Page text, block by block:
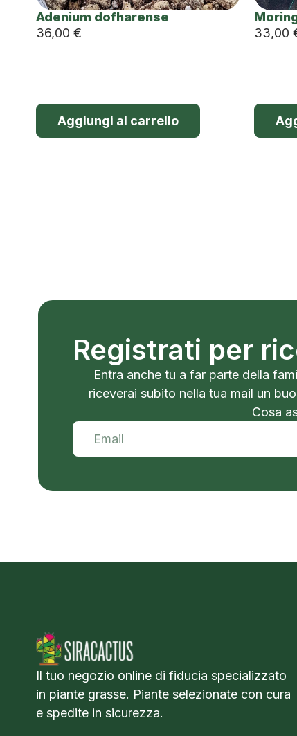
Adenium dofharense
36,00 €
Aggiungi al carrello
33,00
Registrati per
Entra anche tu a far parte della
riceverai subito nella tua mail un
Cosa
Il tuo negozio online di fiducia specializzato
in piante grasse. Piante selezionate con cura
e spedite in sicurezza.